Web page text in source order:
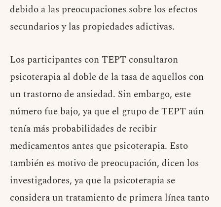
debido a las preocupaciones sobre los efectos
secundarios y las propiedades adictivas.
Los participantes con TEPT consultaron
psicoterapia al doble de la tasa de aquellos con
un trastorno de ansiedad. Sin embargo, este
número fue bajo, ya que el grupo de TEPT aún
tenía más probabilidades de recibir
medicamentos antes que psicoterapia. Esto
también es motivo de preocupación, dicen los
investigadores, ya que la psicoterapia se
considera un tratamiento de primera línea tanto